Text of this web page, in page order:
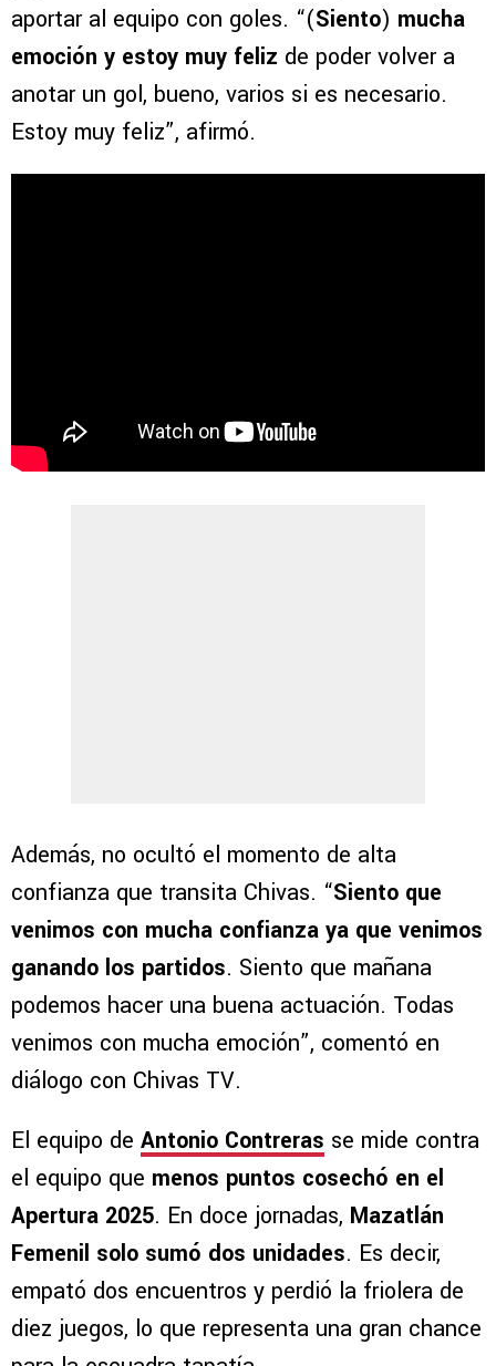
aportar al equipo con goles. “(Siento) mucha
emoción y estoy muy feliz de poder volver a
anotar un gol, bueno, varios si es necesario.
Estoy muy feliz”, afirmó.
Además, no ocultó el momento de alta
confianza que transita Chivas. “Siento que
venimos con mucha confianza ya que venimos
ganando los partidos. Siento que mañana
podemos hacer una buena actuación. Todas
venimos con mucha emoción”, comentó en
diálogo con Chivas TV.
El equipo de Antonio Contreras se mide contra
el equipo que menos puntos cosechó en el
Apertura 2025. En doce jornadas, Mazatlán
Femenil solo sumó dos unidades. Es decir,
empató dos encuentros y perdió la friolera de
diez juegos, lo que representa una gran chance